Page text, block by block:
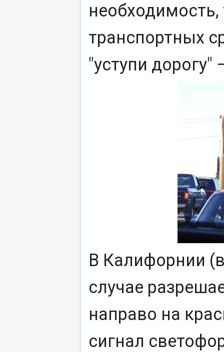
транспортных
"уступи дорогу"
В Калифорнии
случае
направо на
сигнал